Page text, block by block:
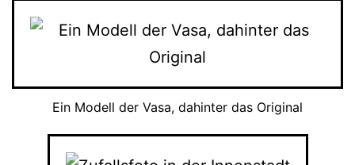
Ein Modell der Vasa, dahinter das Original